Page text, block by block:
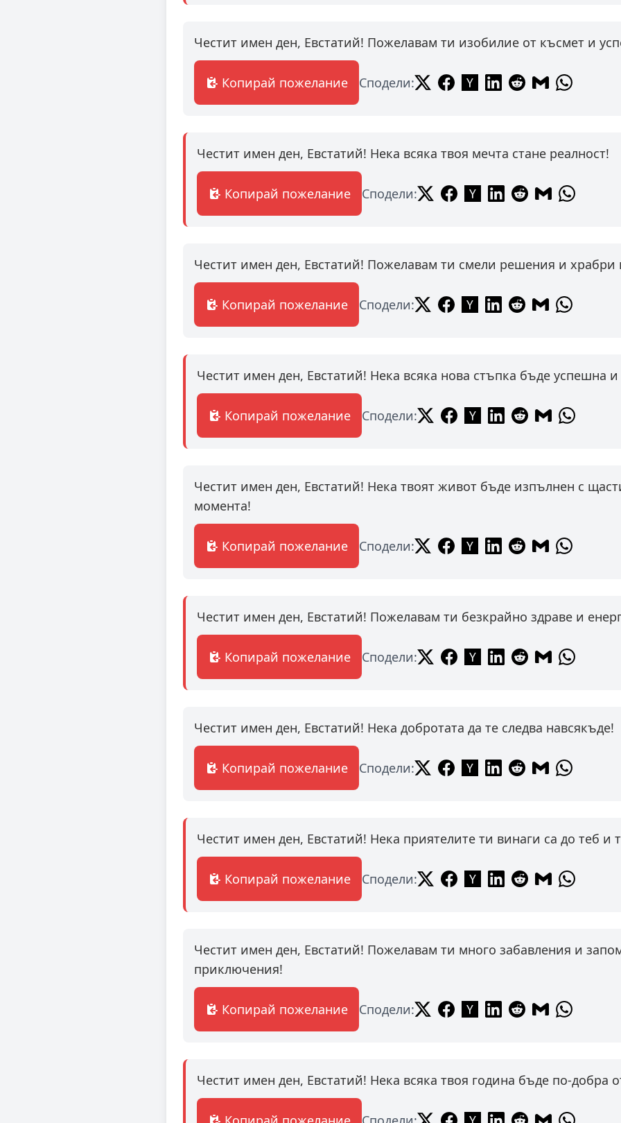
Честит имен ден, Евстатий! Пожелавам ти изобилие от късмет и
Копирай пожелание Сподели:
Честит имен ден, Евстатий! Нека всяка твоя мечта стане реалност!
Копирай пожелание Сподели:
Честит имен ден, Евстатий! Пожелавам ти смели решения и храбри
Копирай пожелание Сподели:
Честит имен ден, Евстатий! Нека всяка нова стъпка бъде успешна
Копирай пожелание Сподели:
Честит имен ден, Евстатий! Нека твоят живот бъде изпълнен с
момента!
Копирай пожелание Сподели:
Честит имен ден, Евстатий! Пожелавам ти безкрайно здраве и
Копирай пожелание Сподели:
Честит имен ден, Евстатий! Нека добротата да те следва навсякъде!
Копирай пожелание Сподели:
Честит имен ден, Евстатий! Нека приятелите ти винаги са до теб и
Копирай пожелание Сподели:
Честит имен ден, Евстатий! Пожелавам ти много забавления и
приключения!
Копирай пожелание Сподели:
Честит имен ден, Евстатий! Нека всяка твоя година бъде по-добра